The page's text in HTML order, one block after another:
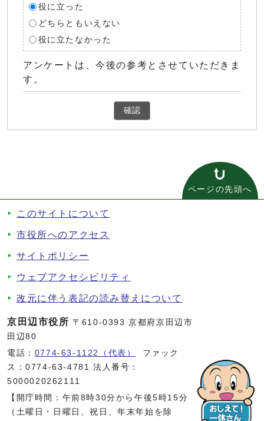
役に立った
どちらともいえない
役に立たなかった
アンケートは、今後の参考とさせていただきま
す。
確認
ページの先頭へ
このサイトについて
市役所へのアクセス
サイトポリシー
ウェブアクセシビリティ
改元に伴う表記の読み替えについて
京田辺市役所 〒610-0393 京都府京田辺市
田辺80
電話： 0774-63-1122（代表）
ファック
ス：0774-63-4781 法人番号：
5000020262111
【開庁時間：午前8時30分から午後5時15分
（土曜日・日曜日、祝日、年末年始を除